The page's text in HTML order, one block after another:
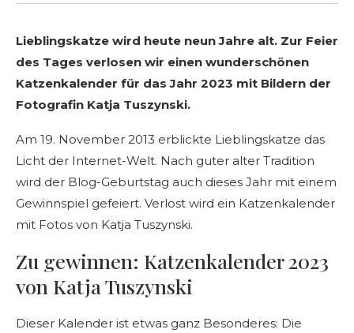
Lieblingskatze wird heute neun Jahre alt. Zur Feier
des Tages verlosen wir einen wunderschönen
Katzenkalender für das Jahr 2023 mit Bildern der
Fotografin Katja Tuszynski.
Am 19. November 2013 erblickte Lieblingskatze das
Licht der Internet-Welt. Nach guter alter Tradition
wird der Blog-Geburtstag auch dieses Jahr mit einem
Gewinnspiel gefeiert. Verlost wird ein Katzenkalender
mit Fotos von Katja Tuszynski.
Zu gewinnen: Katzenkalender 2023
von Katja Tuszynski
Dieser Kalender ist etwas ganz Besonderes: Die